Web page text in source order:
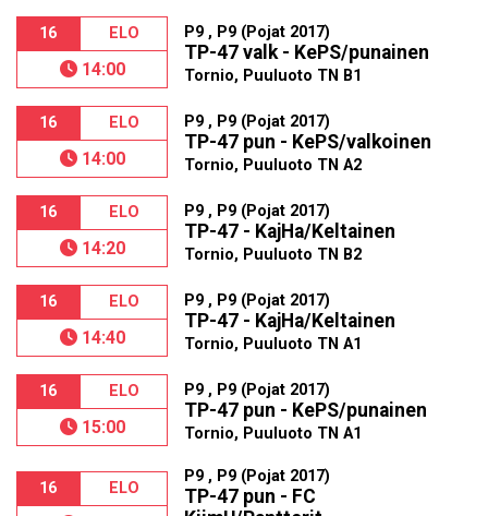
16 ELO
14:00
P9 , P9 (Pojat 2017)
TP-47 valk - KePS/punainen
Tornio, Puuluoto TN B1
16 ELO
14:00
P9 , P9 (Pojat 2017)
TP-47 pun - KePS/valkoinen
Tornio, Puuluoto TN A2
16 ELO
14:20
P9 , P9 (Pojat 2017)
TP-47 - KajHa/Keltainen
Tornio, Puuluoto TN B2
16 ELO
14:40
P9 , P9 (Pojat 2017)
TP-47 - KajHa/Keltainen
Tornio, Puuluoto TN A1
16 ELO
15:00
P9 , P9 (Pojat 2017)
TP-47 pun - KePS/punainen
Tornio, Puuluoto TN A1
16 ELO
P9 , P9 (Pojat 2017)
TP-47 pun - FC